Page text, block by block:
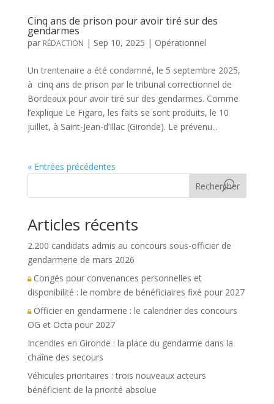
Cinq ans de prison pour avoir tiré sur des
gendarmes
par RÉDACTION | Sep 10, 2025 | Opérationnel
Un trentenaire a été condamné, le 5 septembre 2025,
à cinq ans de prison par le tribunal correctionnel de
Bordeaux pour avoir tiré sur des gendarmes. Comme
l’explique Le Figaro, les faits se sont produits, le 10
juillet, à Saint-Jean-d’Illac (Gironde). Le prévenu...
« Entrées précédentes
Rechercher
Articles récents
2.200 candidats admis au concours sous-officier de
gendarmerie de mars 2026
Congés pour convenances personnelles et
disponibilité : le nombre de bénéficiaires fixé pour 2027
Officier en gendarmerie : le calendrier des concours
OG et Octa pour 2027
Incendies en Gironde : la place du gendarme dans la
chaîne des secours
Véhicules prioritaires : trois nouveaux acteurs
bénéficient de la priorité absolue